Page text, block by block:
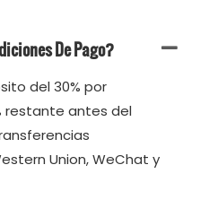
De Pago?
del 30% por
restante antes del
Union, WeChat y